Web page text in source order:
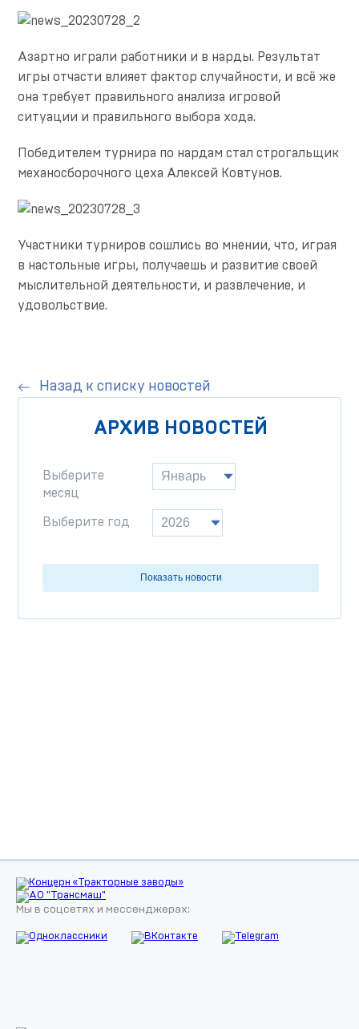
Азартно играли работники и в нарды. Результат
игры отчасти влияет фактор случайности, и всё же
она требует правильного анализа игровой
ситуации и правильного выбора хода.
Победителем турнира по нардам стал строгальщик
механосборочного цеха Алексей Ковтунов.
Участники турниров сошлись во мнении, что, играя
в настольные игры, получаешь и развитие своей
мыслительной деятельности, и развлечение, и
удовольствие.
Назад к списку новостей
АРХИВ НОВОСТЕЙ
Выберите
месяц
Выберите год
Показать новости
Мы в соцсетях и мессенджерах: